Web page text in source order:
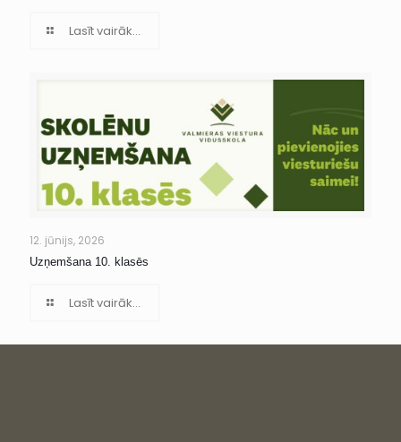
Lasīt vairāk...
12. jūnijs, 2026
Uzņemšana 10. klasēs
Lasīt vairāk...